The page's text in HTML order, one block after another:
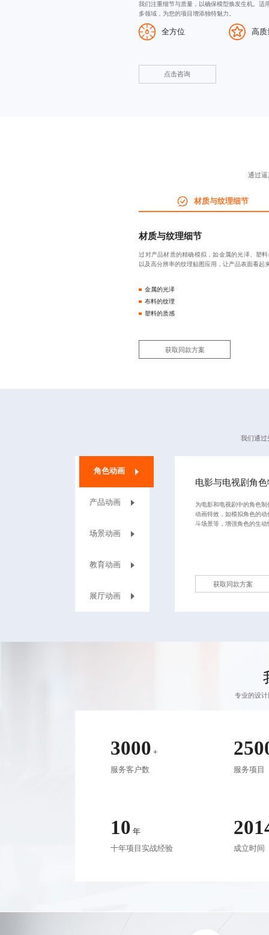
我们注重细节与质量，以确保模型焕发生机。适
多领域，为您的项目增添独特魅力。
全方位 高质
点击咨询
通过
材质与纹理细节
材质与纹理细节
过对产品材质的精确模拟，如金属的光泽、塑
以及高分辨率的纹理贴图应用，让产品表面看起
金属的光泽
布料的纹理
塑料的质感
获取同款方案
我们通过
角色动画
产品动画
场景动画
教育动画
展厅动画
电影与电视剧角
为电影和电视剧中的角色制
动画特效，如模拟角色的动
斗场景等，增强角色的生动
获取同款方案
专业的设
10 年
十年项目实战经验
服务项目
成立时间
3000 +
服务客户数